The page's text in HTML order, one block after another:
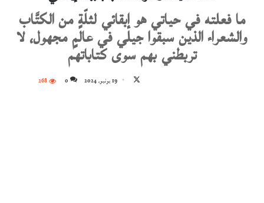
ما فعلته في حياتي هو إبقائي لثلّةٍ من الكتَّاب
والشعراء الذين سبقوا جيلي في عالمٍ مجهول، لا
تربطني بهم سوى كتاباتهم
19 يونيو، 2024 0
268